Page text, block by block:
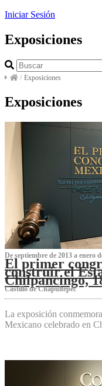
Iniciar Sesión
Exposiciones
/ Exposiciones
Exposiciones
De septiembre de 2013 a enero
El primer
construir el
Chilpancingo,
Castillo de Chapultepec
La exposición
Mexicano celebrado en